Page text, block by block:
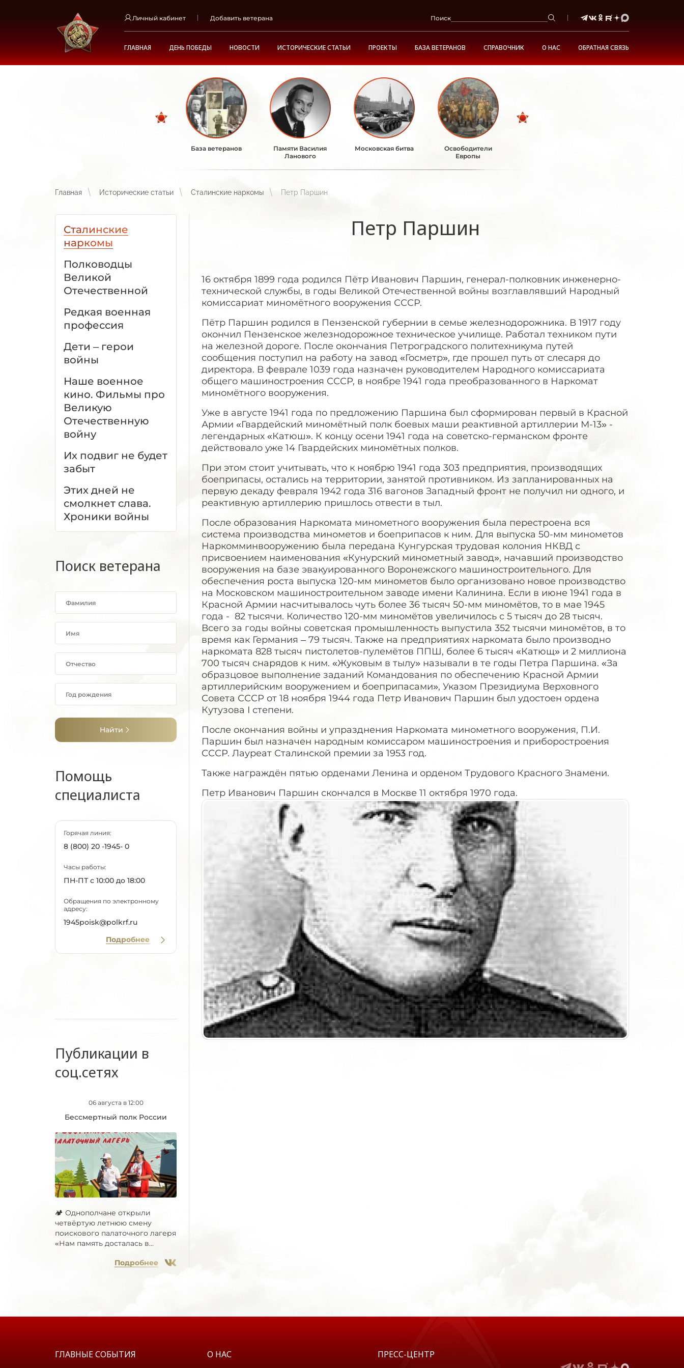
Личный кабинет Добавить ветерана Поиск
ГЛАВНАЯ ДЕНЬ ПОБЕДЫ НОВОСТИ ИСТОРИЧЕСКИЕ СТАТЬИ ПРОЕКТЫ БАЗА ВЕТЕРАНОВ СПРАВОЧНИК О НАС ОБРАТНАЯ СВЯЗЬ
База ветеранов
Памяти Василия
Ланового
Московская битва
Освободители
Европы
Главная Исторические статьи Сталинские наркомы Петр Паршин
Сталинские
наркомы
Полководцы
Великой
Отечественной
Редкая военная
профессия
Дети – герои
войны
Наше военное
кино. Фильмы про
Великую
Отечественную
войну
Их подвиг не будет
забыт
Этих дней не
смолкнет слава.
Хроники войны
Поиск ветерана
Найти
Помощь
специалиста
Горячая линия:
8 (800) 20 -1945- 0
Часы работы:
ПН-ПТ с 10:00 до 18:00
Обращения по электронному
адресу:
1945poisk@polkrf.ru
Подробнее
Публикации в
соц.сетях
06 августа в 12:00
Бессмертный полк России
🏕 Однополчане открыли
четвёртую летнюю смену
поискового палаточного лагеря
«Нам память досталась в...
Подробнее
Петр Паршин
16 октября 1899 года родился Пётр Иванович Паршин, генерал-полковник инженерно-
технической службы, в годы Великой Отечественной войны возглавлявший Народный
комиссариат миномётного вооружения СССР.
Пётр Паршин родился в Пензенской губернии в семье железнодорожника. В 1917 году
окончил Пензенское железнодорожное техническое училище. Работал техником пути
на железной дороге. После окончания Петроградского политехникума путей
сообщения поступил на работу на завод «Госметр», где прошел путь от слесаря до
директора. В феврале 1039 года назначен руководителем Народного комиссариата
общего машиностроения СССР, в ноябре 1941 года преобразованного в Наркомат
миномётного вооружения.
Уже в августе 1941 года по предложению Паршина был сформирован первый в Красной
Армии «Гвардейский миномётный полк боевых маши реактивной артиллерии М-13» -
легендарных «Катюш». К концу осени 1941 года на советско-германском фронте
действовало уже 14 Гвардейских миномётных полков.
При этом стоит учитывать, что к ноябрю 1941 года 303 предприятия, производящих
боеприпасы, остались на территории, занятой противником. Из запланированных на
первую декаду февраля 1942 года 316 вагонов Западный фронт не получил ни одного, и
реактивную артиллерию пришлось отвести в тыл.
После образования Наркомата минометного вооружения была перестроена вся
система производства минометов и боеприпасов к ним. Для выпуска 50-мм минометов
Наркомминвооружению была передана Кунгурская трудовая колония НКВД с
присвоением наименования «Кунурский минометный завод», начавший производство
вооружения на базе эвакуированного Воронежского машиностроительного. Для
обеспечения роста выпуска 120-мм минометов было организовано новое производство
на Московском машиностроительном заводе имени Калинина. Если в июне 1941 года в
Красной Армии насчитывалось чуть более 36 тысяч 50-мм миномётов, то в мае 1945
года - 82 тысячи. Количество 120-мм миномётов увеличилось с 5 тысяч до 28 тысяч.
Всего за годы войны советская промышленность выпустила 352 тысячи миномётов, в то
время как Германия – 79 тысяч. Также на предприятиях наркомата было производно
наркомата 828 тысяч пистолетов-пулемётов ППШ, более 6 тысяч «Катющ» и 2 миллиона
700 тысяч снарядов к ним. «Жуковым в тылу» называли в те годы Петра Паршина. «За
образцовое выполнение заданий Командования по обеспечению Красной Армии
артиллерийским вооружением и боеприпасами», Указом Президиума Верховного
Совета СССР от 18 ноября 1944 года Петр Иванович Паршин был удостоен ордена
Кутузова I степени.
После окончания войны и упразднения Наркомата минометного вооружения, П.И.
Паршин был назначен народным комиссаром машиностроения и приборостроения
СССР. Лауреат Сталинской премии за 1953 год.
Также награждён пятью орденами Ленина и орденом Трудового Красного Знамени.
Петр Иванович Паршин скончался в Москве 11 октября 1970 года.
ГЛАВНЫЕ СОБЫТИЯ О НАС ПРЕСС-ЦЕНТР